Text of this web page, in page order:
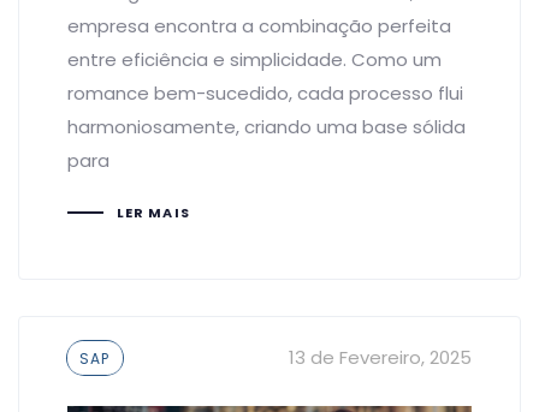
empresa encontra a combinação perfeita
entre eficiência e simplicidade. Como um
romance bem-sucedido, cada processo flui
harmoniosamente, criando uma base sólida
para
LER MAIS
Tags
SAP 13 de Fevereiro, 2025